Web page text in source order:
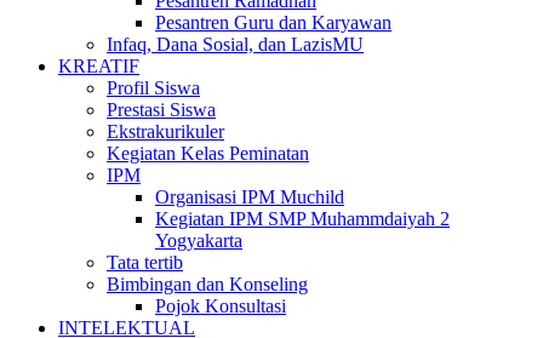
Pesantren Guru dan Karyawan
Infaq, Dana Sosial, dan LazisMU
KREATIF
Profil Siswa
Prestasi Siswa
Ekstrakurikuler
Kegiatan Kelas Peminatan
IPM
Organisasi IPM Muchild
Kegiatan IPM SMP Muhammdaiyah 2
Yogyakarta
Tata tertib
Bimbingan dan Konseling
Pojok Konsultasi
INTELEKTUAL